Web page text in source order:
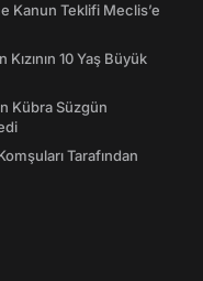
Kanun Teklifi Meclis’e
10 Yaş Büyük
Kübra Süzgün
Tarafından